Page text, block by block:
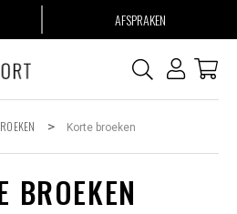
AFSPRAKEN
> Korte broeken
BROEKEN